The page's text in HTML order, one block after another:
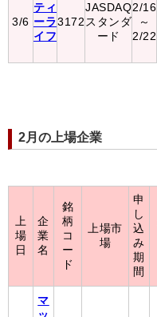
3/6
ティ
ーラ
イフ
3172
JASDAQ
スタンダ
ード
2/16
～
2/22
2月の上場企業
上
場
日
企
業
名
銘
柄
コ
ー
ド
上場市
場
申
し
込
み
期
間
マ